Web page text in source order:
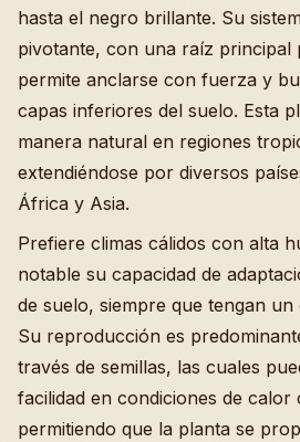
hasta el negro brillante. Su
pivotante, con una raíz principal
permite anclarse con fuerza y
capas inferiores del suelo. Esta
manera natural en regiones
extendiéndose por diversos
África y Asia.
Prefiere climas cálidos con alta
notable su capacidad de
de suelo, siempre que tengan un
Su reproducción es
través de semillas, las cuales
facilidad en condiciones de calor
permitiendo que la planta se